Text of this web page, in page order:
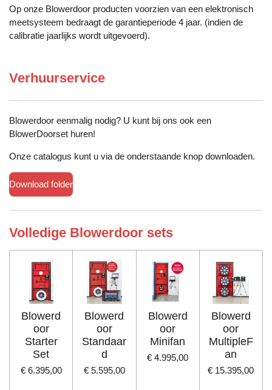
Op onze Blowerdoor producten voorzien van een elektronisch
meetsysteem bedraagt de garantieperiode 4 jaar. (indien de
calibratie jaarlijks wordt uitgevoerd).
Verhuurservice
Blowerdoor eenmalig nodig? U kunt bij ons ook een
BlowerDoorset huren!
Onze catalogus kunt u via de onderstaande knop downloaden.
Download folder
Volledige Blowerdoor sets
Blowerd
oor
Starter
Set
€ 6.395,00
Blowerd
oor
Standaar
d
€ 5.595,00
Blowerd
oor
Minifan
€ 4.995,00
Blowerd
oor
MultipleF
an
€ 15.395,00